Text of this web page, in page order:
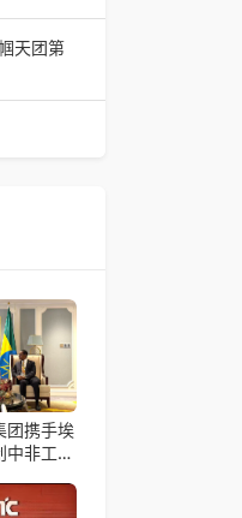
限公司
公司首
团深度
天团第
天团第
，巾
团携手埃
中非工业